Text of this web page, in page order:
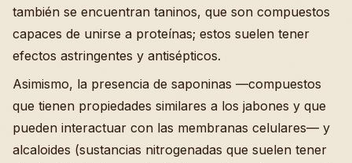
también se encuentran taninos, que son compuestos
capaces de unirse a proteínas; estos suelen tener
efectos astringentes y antisépticos.
Asimismo, la presencia de saponinas —compuestos
que tienen propiedades similares a los jabones y que
pueden interactuar con las membranas celulares— y
alcaloides (sustancias nitrogenadas que suelen tener